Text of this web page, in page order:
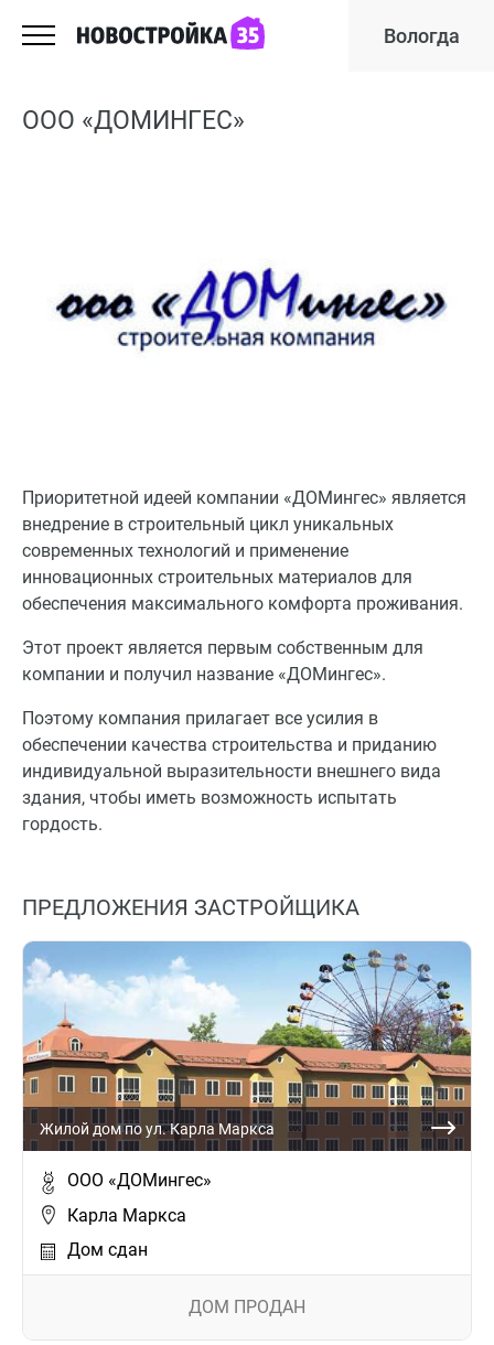
Вологда
ООО «ДОМИНГЕС»
Приоритетной идеей компании «ДОМингес» является
внедрение в строительный цикл уникальных
современных технологий и применение
инновационных строительных материалов для
обеспечения максимального комфорта проживания.
Этот проект является первым собственным для
компании и получил название «ДОМингес».
Поэтому компания прилагает все усилия в
обеспечении качества строительства и приданию
индивидуальной выразительности внешнего вида
здания, чтобы иметь возможность испытать
гордость.
ПРЕДЛОЖЕНИЯ ЗАСТРОЙЩИКА
Жилой дом по ул. Карла Маркса
ООО «ДОМингес»
Карла Маркса
Дом сдан
ДОМ ПРОДАН